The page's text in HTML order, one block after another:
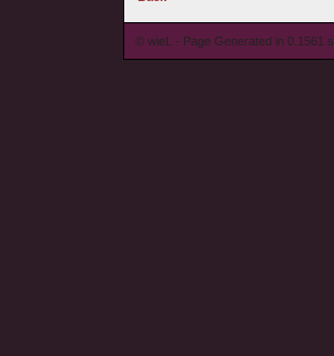
© wieL - Page Generated in 0.1561